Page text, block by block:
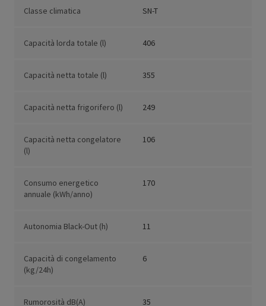
Classe climatica SN-T
Capacità lorda totale (l) 406
Capacità netta totale (l) 355
Capacità netta frigorifero (l) 249
Capacità netta congelatore
(l)
106
Consumo energetico
annuale (kWh/anno)
170
Autonomia Black-Out (h) 11
Capacità di congelamento
(kg/24h)
6
Rumorosità dB(A) 35